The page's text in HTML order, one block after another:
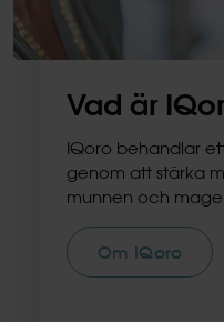
Vad är
IQoro behandlar
genom att stärka
munnen och
Om IQoro